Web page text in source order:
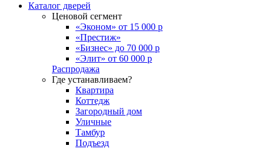
Каталог дверей
Ценовой сегмент
«Эконом» от 15 000 р
«Престиж»
«Бизнес» до 70 000 р
«Элит» от 60 000 р
Распродажа
Где устанавливаем?
Квартира
Коттедж
Загородный дом
Уличные
Тамбур
Подъезд